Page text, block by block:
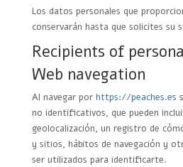
Los datos personales que
conservarán hasta que solicites su
Recipients of
Web navegation
Al navegar por https://peaches.es
no identificativos, que pueden
geolocalización, un registro de
y sitios, hábitos de navegación y
ser utilizados para identificarte.